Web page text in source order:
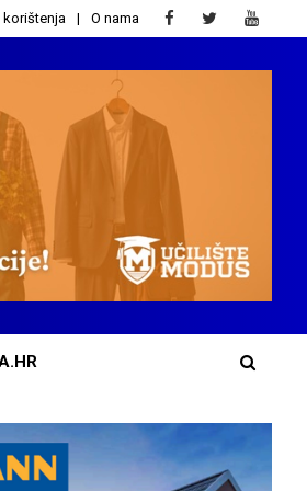
korištenja O nama